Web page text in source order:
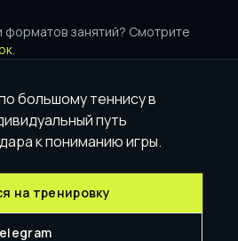
форматов занятий? Смотрите
.
большому теннису в
путь
к пониманию игры.
на тренировку